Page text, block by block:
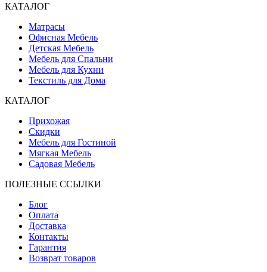
КАТАЛОГ
Матрасы
Офисная Мебель
Детская Мебель
Мебель для Спальни
Мебель для Кухни
Текстиль для Дома
КАТАЛОГ
Прихожая
Скидки
Мебель для Гостиной
Мягкая Мебель
Садовая Мебель
ПОЛЕЗНЫЕ ССЫЛКИ
Блог
Оплата
Доставка
Контакты
Гарантия
Возврат товаров